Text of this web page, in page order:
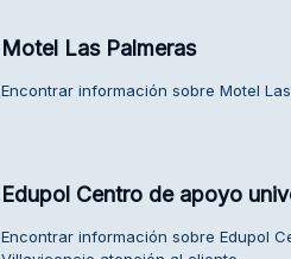
Motel Las Palmeras
Encontrar información sobre Motel
Edupol Centro de apoyo
Encontrar información sobre Edupol